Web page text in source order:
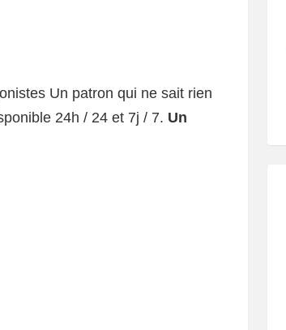
Un patron qui ne sait rien
24h / 24 et 7j / 7. Un